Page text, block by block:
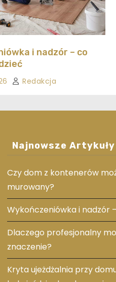
i nadzór – co
Redakcja
Najnowsze Artykuły
Czy dom z kontenerów
murowany?
Wykończeniówka i nadzór
Dlaczego profesjonalny
znaczenie?
Kryta ujeżdżalnia przy